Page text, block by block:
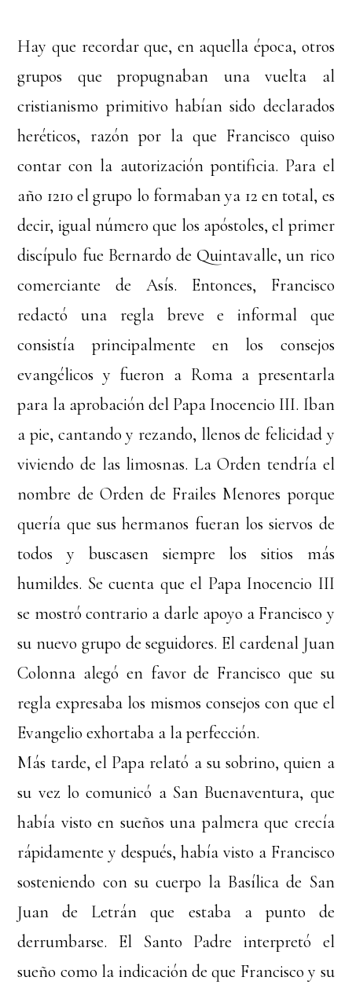
Hay que recordar que, en aquella época, otros
grupos que propugnaban una vuelta al
cristianismo primitivo habían sido declarados
heréticos, razón por la que Francisco quiso
contar con la autorización pontificia. Para el
año 1210 el grupo lo formaban ya 12 en total, es
decir, igual número que los apóstoles, el primer
discípulo fue Bernardo de Quintavalle, un rico
comerciante de Asís. Entonces, Francisco
redactó una regla breve e informal que
consistía principalmente en los consejos
evangélicos y fueron a Roma a presentarla
para la aprobación del Papa Inocencio III. Iban
a pie, cantando y rezando, llenos de felicidad y
viviendo de las limosnas. La Orden tendría el
nombre de Orden de Frailes Menores porque
quería que sus hermanos fueran los siervos de
todos y buscasen siempre los sitios más
humildes. Se cuenta que el Papa Inocencio III
se mostró contrario a darle apoyo a Francisco y
su nuevo grupo de seguidores. El cardenal Juan
Colonna alegó en favor de Francisco que su
regla expresaba los mismos consejos con que el
Evangelio exhortaba a la perfección.
Más tarde, el Papa relató a su sobrino, quien a
su vez lo comunicó a San Buenaventura, que
había visto en sueños una palmera que crecía
rápidamente y después, había visto a Francisco
sosteniendo con su cuerpo la Basílica de San
Juan de Letrán que estaba a punto de
derrumbarse. El Santo Padre interpretó el
sueño como la indicación de que Francisco y su